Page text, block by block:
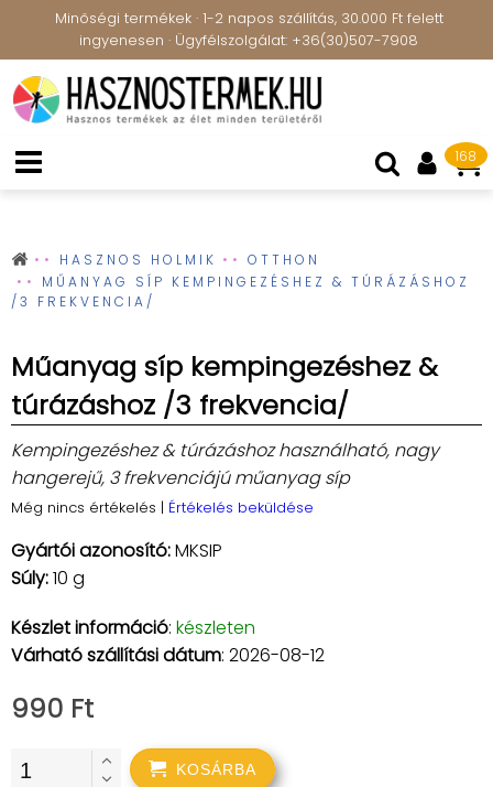
Minőségi termékek · 1-2 napos szállítás, 30.000 Ft felett
ingyenesen · Ügyfélszolgálat: +36(30)507-7908
168
HASZNOS HOLMIK
OTTHON
MŰANYAG SÍP KEMPINGEZÉSHEZ & TÚRÁZÁSHOZ
/3 FREKVENCIA/
Műanyag síp kempingezéshez &
túrázáshoz /3 frekvencia/
Kempingezéshez & túrázáshoz használható, nagy
hangerejű, 3 frekvenciájú műanyag síp
Még nincs értékelés | Értékelés beküldése
Gyártói azonosító:MKSIP
Súly:10 g
Készlet információ: készleten
Várható szállítási dátum: 2026-08-12
990 Ft
KOSÁRBA